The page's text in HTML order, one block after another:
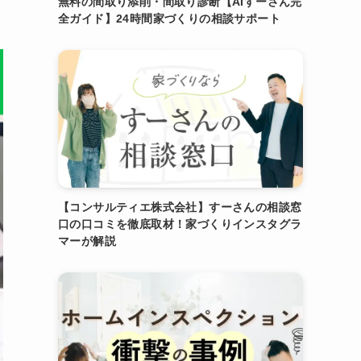
全ガイド】24時間家づくりの相談サポート
【コンサルティエ株式会社】すーさんの相談窓
口の口コミを徹底取材！家づくりインスタグラ
マーが解説